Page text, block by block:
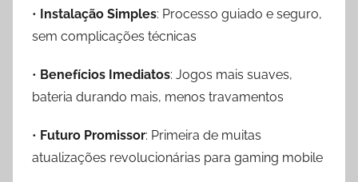
• Instalação Simples: Processo guiado e seguro,
sem complicações técnicas
• Benefícios Imediatos: Jogos mais suaves,
bateria durando mais, menos travamentos
• Futuro Promissor: Primeira de muitas
atualizações revolucionárias para gaming mobile